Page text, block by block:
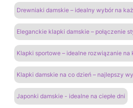
Drewniaki damskie – idealny wybór na
Eleganckie klapki damskie – połączenie
Klapki sportowe – idealne rozwiązanie
Klapki damskie na co dzień – najlepszy
Japonki damskie - idealne na ciepłe dni